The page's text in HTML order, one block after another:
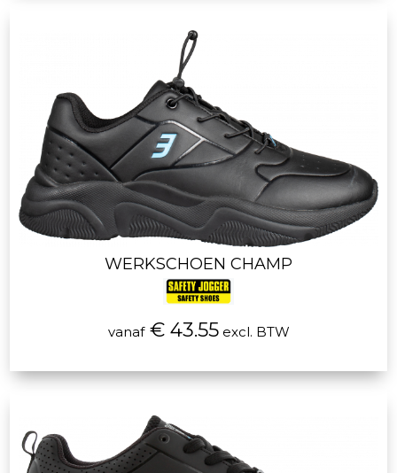
WERKSCHOEN CHAMP
vanaf€ 43.55excl. BTW